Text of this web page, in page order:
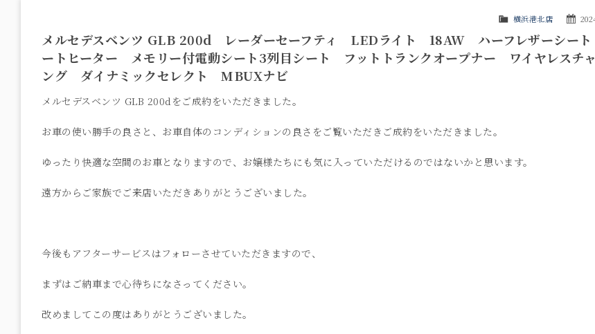
横浜港北店
メルセデスベンツ GLB 200d レーダーセーフティ LEDライト 18AW ハーフレザーシー
ートヒーター メモリー付電動シート3列目シート フットトランクオープナー ワイヤレスチ
ング ダイナミックセレクト MBUXナビ
メルセデスベンツ GLB 200dをご成約をいただきました。
お車の使い勝手の良さと、お車自体のコンディションの良さをご覧いただきご成約をいただきました。
ゆったり快適な空間のお車となりますので、お嬢様たちにも気に入っていただけるのではないかと思います。
遠方からご家族でご来店いただきありがとうございました。
今後もアフターサービスはフォローさせていただきますので、
まずはご納車まで心待ちになさってください。
改めましてこの度はありがとうございました。